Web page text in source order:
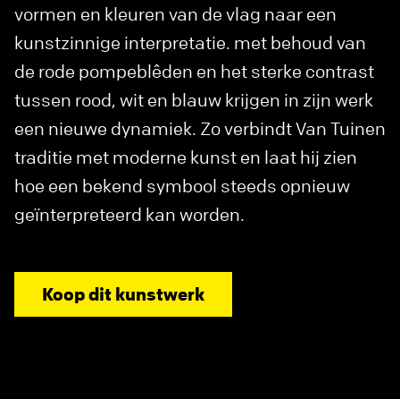
vormen en kleuren van de vlag naar een
kunstzinnige interpretatie. met behoud van
de rode pompeblêden en het sterke contrast
tussen rood, wit en blauw krijgen in zijn werk
een nieuwe dynamiek. Zo verbindt Van Tuinen
traditie met moderne kunst en laat hij zien
hoe een bekend symbool steeds opnieuw
geïnterpreteerd kan worden.
Koop dit kunstwerk